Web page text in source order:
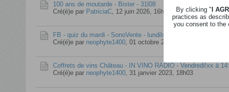
100 ans de moutarde - Bister - 31l08
Cré(é)e par PatriciaC, 12 juin 2026, 16h45
FB - quiz du mardi - SonoVente - lundilxx
Cré(é)e par neophyte1400, 01 octobre 2024, 20h15
Coffrets de vins Château - IN VINO RADIO - Vendredi!xx à
Cré(é)e par neophyte1400, 31 janvier 2023, 18h03
By clicking "I
practices as
you consent to the